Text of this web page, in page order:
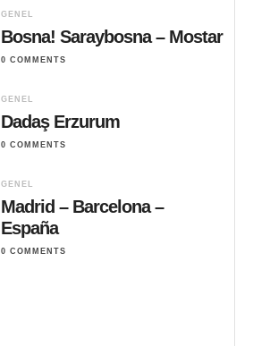
GENEL
Bosna! Saraybosna – Mostar
0 COMMENTS
GENEL
Dadaş Erzurum
0 COMMENTS
GENEL
Madrid – Barcelona –
España
0 COMMENTS